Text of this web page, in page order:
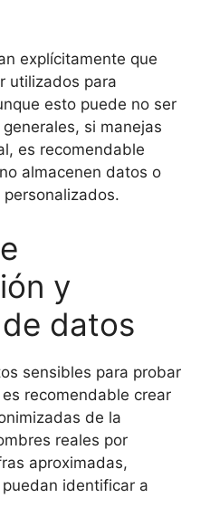
explícitamente que
utilizados para
esto puede no ser
si manejas
es recomendable
almacenen datos o
y
datos
sensibles para probar
recomendable crear
de la
reales por
aproximadas,
identificar a